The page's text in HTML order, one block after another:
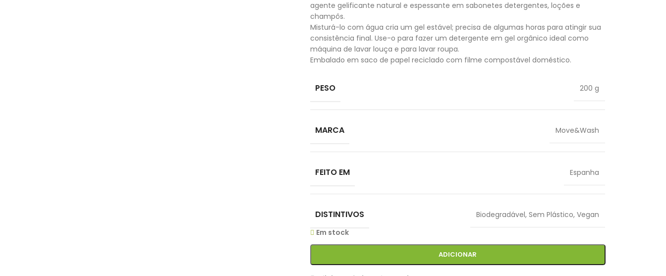
agente gelificante natural e espessante em sabonetes detergentes, loções e
champôs.
Misturá-lo com água cria um gel estável; precisa de algumas horas para atingir sua
consistência final. Use-o para fazer um detergente em gel orgânico ideal como
máquina de lavar louça e para lavar roupa.
Embalado em saco de papel reciclado com filme compostável doméstico.
PESO 200 g
MARCA Move&Wash
FEITO EM Espanha
DISTINTIVOS Biodegradável, Sem Plástico, Vegan
Em stock
ADICIONAR